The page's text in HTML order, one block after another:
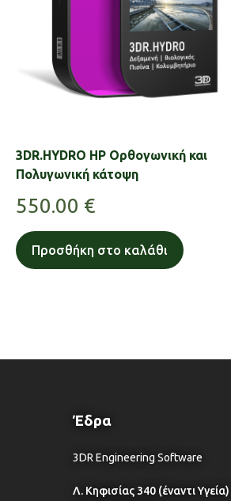
3DR.HYDRO HP Ορθογωνική και
Πολυγωνική κάτοψη
550.00 €
Προσθήκη στο καλάθι
Έδρα
3DR Engineering Software
Λ. Κηφισίας 340 (έναντι Υγεία)